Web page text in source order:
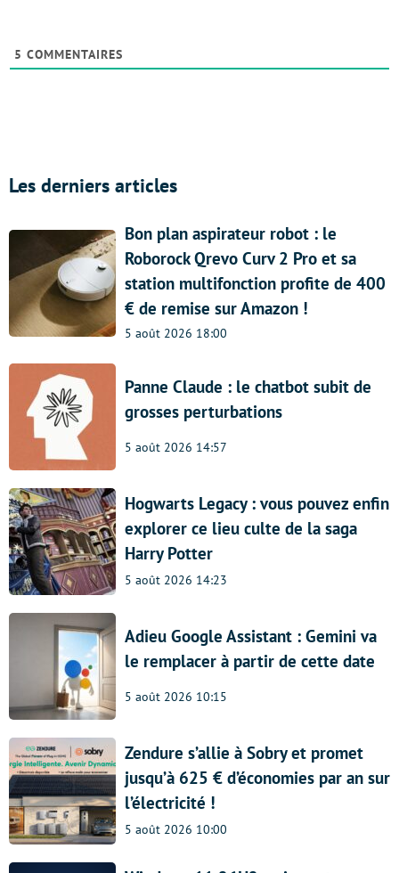
5 COMMENTAIRES
Les derniers articles
Bon plan aspirateur robot : le
Roborock Qrevo Curv 2 Pro et sa
station multifonction profite de 400
€ de remise sur Amazon !
5 août 2026 18:00
Panne Claude : le chatbot subit de
grosses perturbations
5 août 2026 14:57
Hogwarts Legacy : vous pouvez enfin
explorer ce lieu culte de la saga
Harry Potter
5 août 2026 14:23
Adieu Google Assistant : Gemini va
le remplacer à partir de cette date
5 août 2026 10:15
Zendure s’allie à Sobry et promet
jusqu’à 625 € d’économies par an sur
l’électricité !
5 août 2026 10:00